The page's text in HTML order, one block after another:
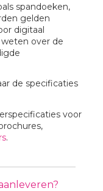
spandoeken,
gelden
digitaal
over de
de specificaties
voor
.